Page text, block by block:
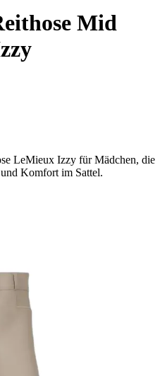
Mid
LeMieux Izzy für Mädchen, die
Komfort im Sattel.